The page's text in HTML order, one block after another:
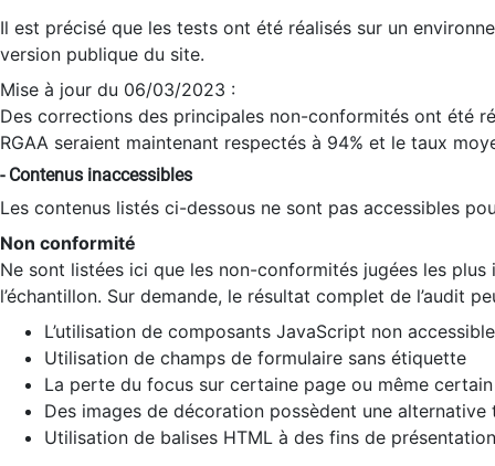
Il est précisé que les tests ont été réalisés sur un
version publique du site.
Mise à jour du 06/03/2023 :
Des corrections des principales non-conformités ont été
RGAA seraient maintenant respectés à 94% et le taux
- Contenus inaccessibles
Les contenus listés ci-dessous ne sont pas accessibles
Non conformité
Ne sont listées ici que les non-conformités jugées les
l’échantillon. Sur demande, le résultat complet de l’audit
L’utilisation de composants JavaScript non
Utilisation de champs de formulaire sans étiquette
La perte du focus sur certaine page ou même
Des images de décoration possèdent une alternative
Utilisation de balises HTML à des fins de